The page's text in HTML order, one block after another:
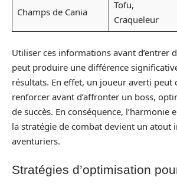
Champs de Cania
Tofu,
Craqueleur
Utiliser ces informations avant d’entrer
peut produire une différence
résultats. En effet, un joueur averti peut
renforcer avant d’affronter un boss,
de succès. En conséquence, l’harmonie
la stratégie de combat devient un atout
aventuriers.
Stratégies d’optimisation